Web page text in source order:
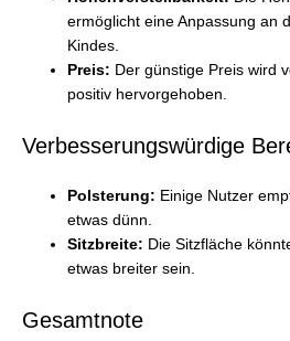
ermöglicht eine Anpassung an
Kindes.
Preis: Der günstige Preis wird
positiv hervorgehoben.
Verbesserungswürdige
Polsterung: Einige Nutzer
etwas dünn.
Sitzbreite: Die Sitzfläche
etwas breiter sein.
Gesamtnote